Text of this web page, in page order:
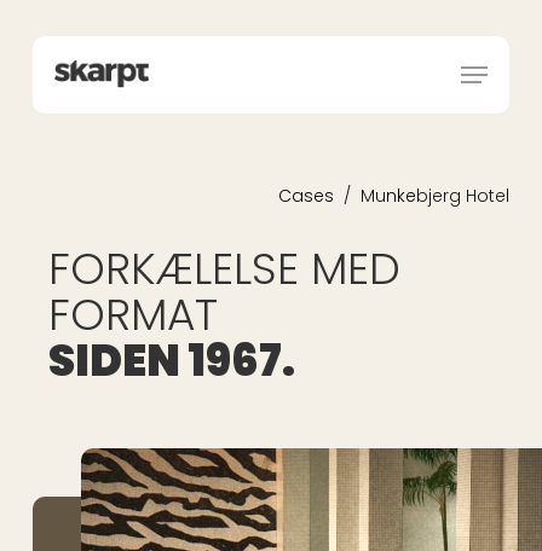
content
Menu
Cases / Munkebjerg Hotel
FORKÆLELSE MED
FORMAT
SIDEN 1967.